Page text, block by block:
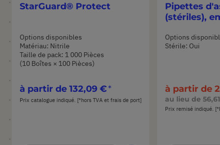
StarGuard® Protect
Options disponibles
Matériau: Nitrile
Taille de pack: 1 000 Pièces
(10 Boîtes × 100 Pièces)
à partir de 132,09 €
Prix catalogue indiqué. [*hors TVA et frais de port]
Pipettes
(stériles),
Options
Stérile: Oui
à partir de
au lieu de
Prix remisé indiqué.